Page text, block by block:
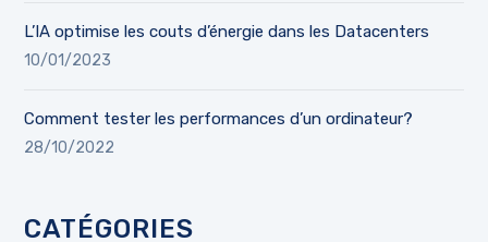
L’IA optimise les couts d’énergie dans les Datacenters
10/01/2023
Comment tester les performances d’un ordinateur?
28/10/2022
CATÉGORIES